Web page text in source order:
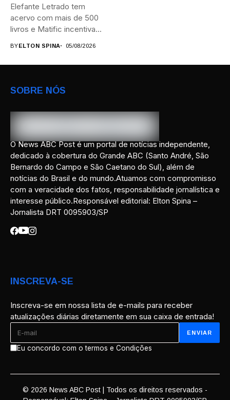
Elefante Letrado tem
acervo com mais de 500
livros e Matific incentiva...
BYELTON SPINA 05/08/2026
SOBRE NÓS
O News ABC Post é um portal de notícias independente,
dedicado à cobertura do Grande ABC (Santo André, São
Bernardo do Campo e São Caetano do Sul), além de
notícias do Brasil e do mundo.Atuamos com compromisso
com a veracidade dos fatos, responsabilidade jornalística e
interesse público.Responsável editorial: Elton Spina –
Jornalista DRT 0095903/SP
INSCREVA-SE
Inscreva-se em nossa lista de e-mails para receber
atualizações diárias diretamente em sua caixa de entrada!
Eu concordo com o termos e Condições
© 2026 News ABC Post | Todos os direitos reservados -